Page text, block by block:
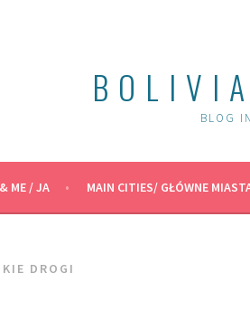
B O L I V I
BLOG
ME / JA MAIN CITIES/ GŁÓWNE
DROGI